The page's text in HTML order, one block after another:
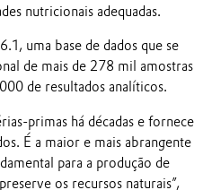
nutricionais adequadas.
uma base de dados que se
de mais de 278 mil amostras
de resultados analíticos.
primas há décadas e fornece
É a maior e mais abrangente
para a produção de
os recursos naturais”,